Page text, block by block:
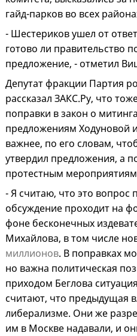
гайд-парков во всех
- Шестериков ушел от
готово ли правительство
предложение, - отметил
Депутат фракции Партия
рассказал ЗАКС.Ру, что
поправки в закон о
предложениям Ходуновой
важнее, по его словам,
утвердил предложения, а
протестным
- Я считаю, что это вопрос
обсуждение проходит на
фоне бесконечных
Михайлова, в том числе
миллионов. В поправках
но важна политическая
приходом Беглова
считают, что предыдущая
либерализме. Они же
им в Москве надавали, и